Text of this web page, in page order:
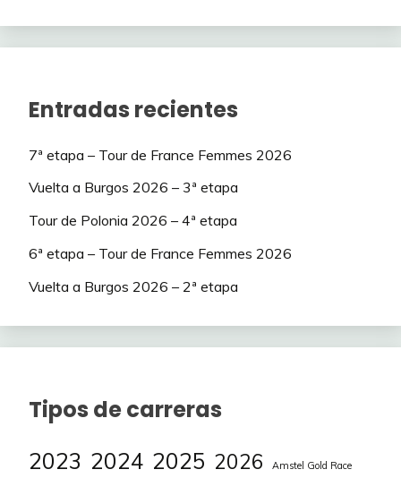
Entradas recientes
7ª etapa – Tour de France Femmes 2026
Vuelta a Burgos 2026 – 3ª etapa
Tour de Polonia 2026 – 4ª etapa
6ª etapa – Tour de France Femmes 2026
Vuelta a Burgos 2026 – 2ª etapa
Tipos de carreras
2023 2024 2025 2026 Amstel Gold Race